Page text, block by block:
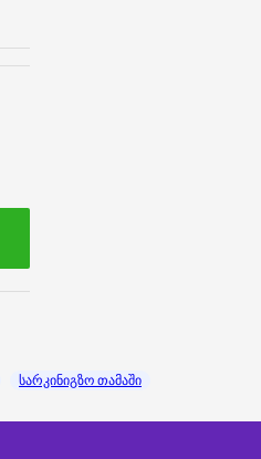
სარკინიგზო თამაში